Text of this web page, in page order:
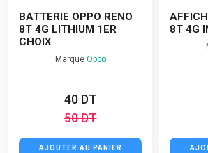
BATTERIE OPPO RENO
8T 4G LITHIUM 1ER
CHOIX
Marque Oppo
40 DT
50 DT
AJOUTER AU PANIER
8T 4G